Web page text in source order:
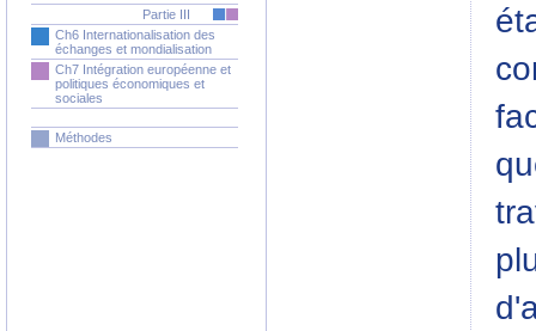
Partie III
Ch6 Internationalisation des
échanges et mondialisation
Ch7 Intégration européenne et
politiques économiques et
sociales
Méthodes